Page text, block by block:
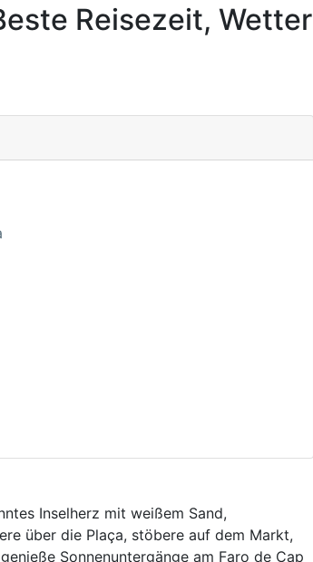
Reisezeit, Wetter
Inselherz mit weißem Sand,
über die Plaça, stöbere auf dem Markt,
Sonnenuntergänge am Faro de Cap